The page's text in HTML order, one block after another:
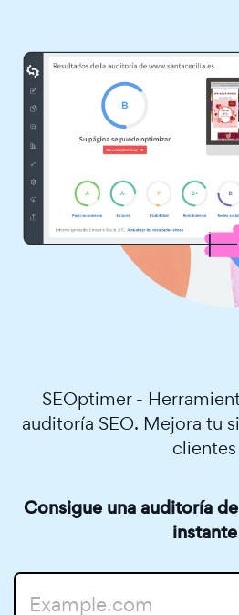
SEOptimer -
auditoría SEO. Mejora tu
clientes
Consigue una auditoría
instante